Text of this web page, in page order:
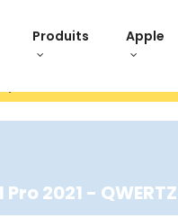
Produits Apple
Pro 2021 -